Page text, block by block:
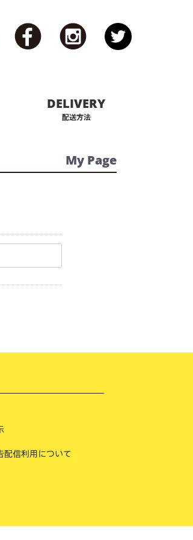
DELIVERY
配送方法
My Page
配信利用について